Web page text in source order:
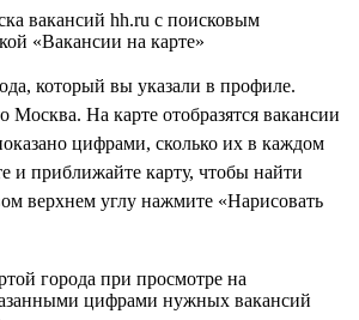
который вы указали в профиле.
На карте отобразятся вакансии
цифрами, сколько их в каждом
и приближайте карту, чтобы найти
верхнем углу нажмите «Нарисовать